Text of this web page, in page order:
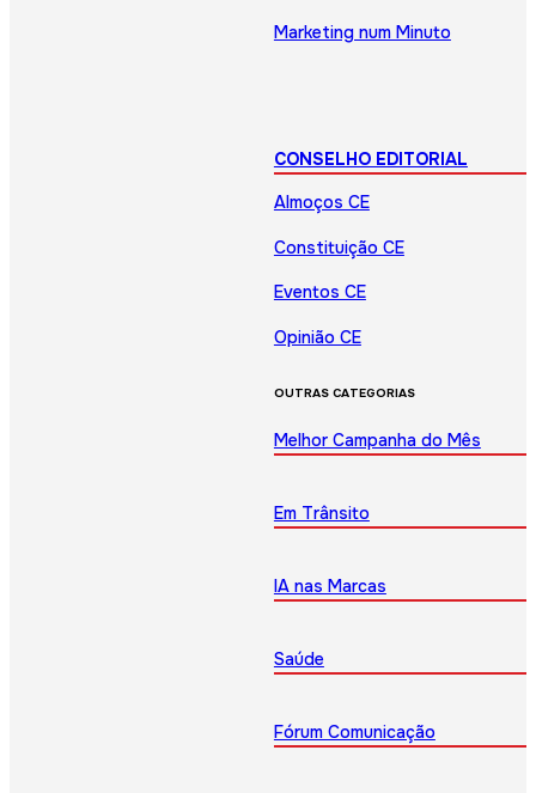
Marketing num Minuto
CONSELHO EDITORIAL
Almoços CE
Constituição CE
Eventos CE
Opinião CE
OUTRAS CATEGORIAS
Melhor Campanha do Mês
Em Trânsito
IA nas Marcas
Saúde
Fórum Comunicação